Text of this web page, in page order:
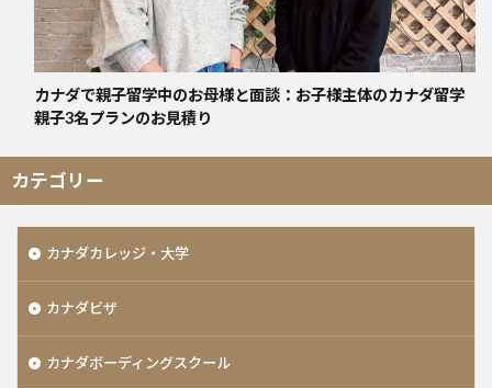
カナダで親子留学中のお母様と面談：お子様主体のカナダ留学
親子3名プランのお見積り
カテゴリー
カナダカレッジ・大学
カナダビザ
カナダボーディングスクール